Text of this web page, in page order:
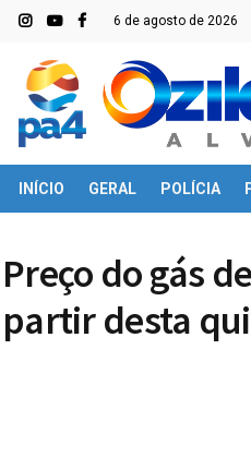
6 de agosto de 2026
INÍCIO GERAL POLÍCIA
Preço do gás
partir desta